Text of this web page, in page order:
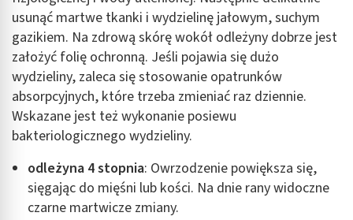
usunąć martwe tkanki i wydzielinę jałowym, suchym
gazikiem. Na zdrową skórę wokół odleżyny dobrze jest
założyć folię ochronną. Jeśli pojawia się dużo
wydzieliny, zaleca się stosowanie opatrunków
absorpcyjnych, które trzeba zmieniać raz dziennie.
Wskazane jest też wykonanie posiewu
bakteriologicznego wydzieliny.
odleżyna 4 stopnia: Owrzodzenie powiększa się,
sięgając do mięśni lub kości. Na dnie rany widoczne
czarne martwicze zmiany.